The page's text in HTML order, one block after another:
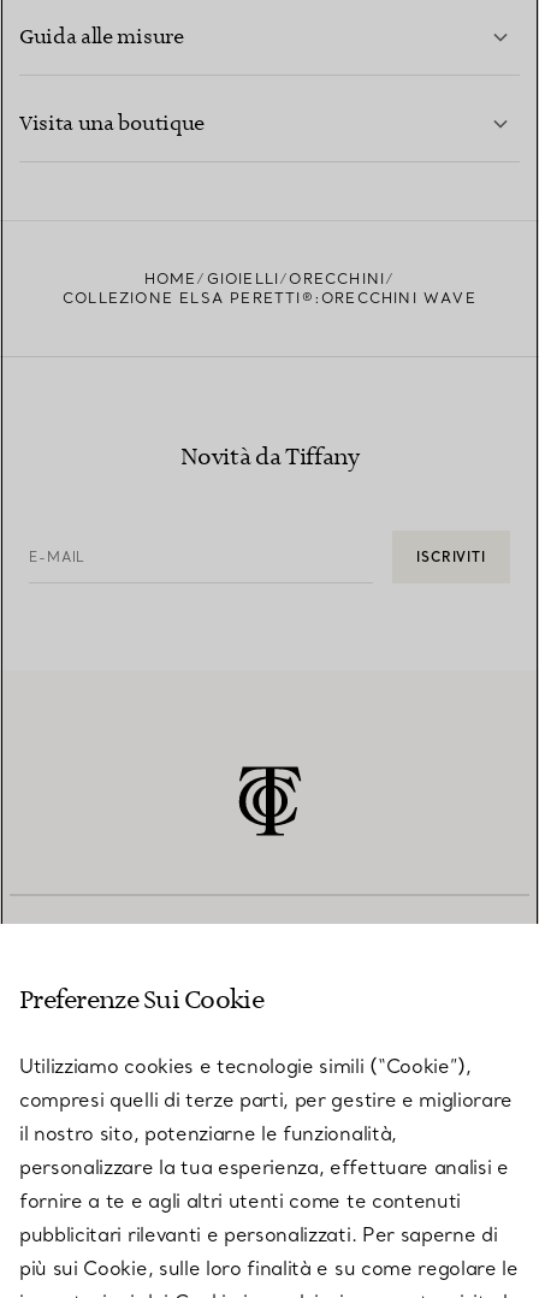
Guida alle misure
Visita una boutique
HOME GIOIELLI
ORECCHINI
COLLEZIONE ELSA PERETTI®:ORECCHINI WAVE
Novità da Tiffany
E-MAIL ISCRIVITI
SU TIFFANY & CO.
LEGALE
Preferenze Sui Cookie
Utilizziamo cookies e tecnologie simili (“Cookie”),
compresi quelli di terze parti, per gestire e migliorare
il nostro sito, potenziarne le funzionalità,
personalizzare la tua esperienza, effettuare analisi e
fornire a te e agli altri utenti come te contenuti
pubblicitari rilevanti e personalizzati. Per saperne di
più sui Cookie, sulle loro finalità e su come regolare le